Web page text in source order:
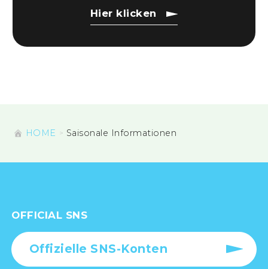
Hier klicken
HOME Saisonale Informationen
OFFICIAL SNS
Offizielle SNS-Konten